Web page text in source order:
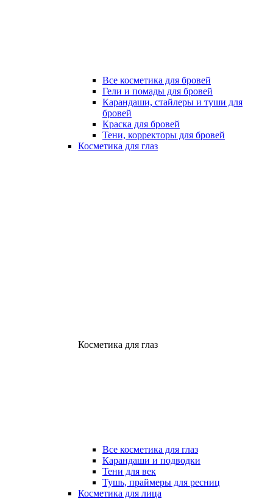
Все косметика для бровей
Гели и помады для бровей
Карандаши, стайлеры и туши для
бровей
Краска для бровей
Тени, корректоры для бровей
Косметика для глаз
Косметика для глаз
Все косметика для глаз
Карандаши и подводки
Тени для век
Тушь, праймеры для ресниц
Косметика для лица